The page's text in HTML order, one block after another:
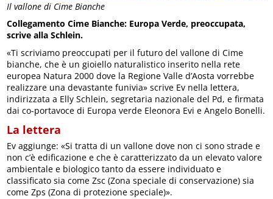
Il vallone di Cime Bianche
Collegamento Cime Bianche: Europa Verde, preoccupata,
scrive alla Schlein.
«Ti scriviamo preoccupati per il futuro del vallone di Cime
bianche, che è un gioiello naturalistico inserito nella rete
europea Natura 2000 dove la Regione Valle d’Aosta vorrebbe
realizzare una devastante funivia» scrive Ev nella lettera,
indirizzata a Elly Schlein, segretaria nazionale del Pd, e firmata
dai co-portavoce di Europa verde Eleonora Evi e Angelo Bonelli.
La lettera
Ev aggiunge: «Si tratta di un vallone dove non ci sono strade e
non c’è edificazione e che è caratterizzato da un elevato valore
ambientale e biologico tanto da essere individuato e
classificato sia come Zsc (Zona speciale di conservazione) sia
come Zps (Zona di protezione speciale)».